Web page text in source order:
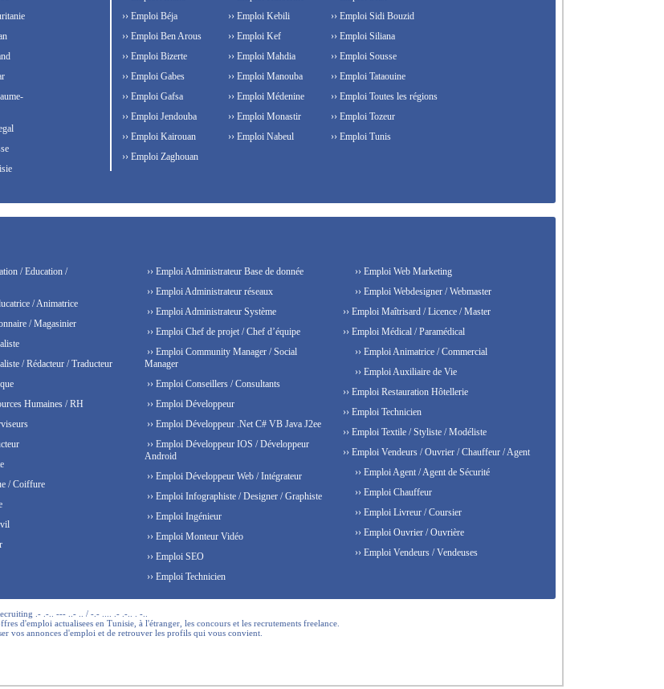
›› Emploi Béja
›› Emploi Ben Arous
›› Emploi Bizerte
›› Emploi Gabes
›› Emploi Gafsa
›› Emploi Jendouba
›› Emploi Kairouan
›› Emploi Kebili
›› Emploi Kef
›› Emploi Mahdia
›› Emploi Manouba
›› Emploi Médenine
›› Emploi Monastir
›› Emploi Nabeul
›› Emploi Sidi Bouzid
›› Emploi Siliana
›› Emploi Sousse
›› Emploi Tataouine
›› Emploi Toutes les régions
›› Emploi Tozeur
›› Emploi Tunis
›› Emploi Zaghouan
/ Education /
/ Animatrice
/ Magasinier
/ Rédacteur / Traducteur
Humaines / RH
/ Coiffure
›› Emploi Administrateur Base de donnée
›› Emploi Administrateur réseaux
›› Emploi Administrateur Système
›› Emploi Chef de projet / Chef d’équipe
›› Emploi Community Manager / Social
Manager
›› Emploi Conseillers / Consultants
›› Emploi Développeur
›› Emploi Développeur .Net C# VB Java J2ee
›› Emploi Développeur IOS / Développeur
Android
›› Emploi Développeur Web / Intégrateur
›› Emploi Infographiste / Designer / Graphiste
›› Emploi Ingénieur
›› Emploi Monteur Vidéo
›› Emploi SEO
›› Emploi Technicien
›› Emploi Web Marketing
›› Emploi Webdesigner / Webmaster
›› Emploi Maîtrisard / Licence / Master
›› Emploi Médical / Paramédical
›› Emploi Animatrice / Commercial
›› Emploi Auxiliaire de Vie
›› Emploi Restauration Hôtellerie
›› Emploi Technicien
›› Emploi Textile / Styliste / Modéliste
›› Emploi Vendeurs / Ouvrier / Chauffeur / Agent
›› Emploi Agent / Agent de Sécurité
›› Emploi Chauffeur
›› Emploi Livreur / Coursier
›› Emploi Ouvrier / Ouvrière
›› Emploi Vendeurs / Vendeuses
.- .-.. --- ..- .. / -.- .... .- .-.. . -..
d'emploi actualisees en Tunisie, à l'étranger, les concours et les recrutements freelance.
vos annonces d'emploi et de retrouver les profils qui vous convient.